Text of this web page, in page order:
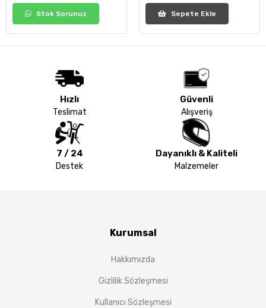
Stok Sorunuz Sepete Ekle
Hızlı
Teslimat
Güvenli
Alışveriş
7 / 24
Destek
Dayanıklı & Kaliteli
Malzemeler
Kurumsal
Hakkımızda
Gizlilik Sözleşmesi
Kullanıcı Sözleşmesi